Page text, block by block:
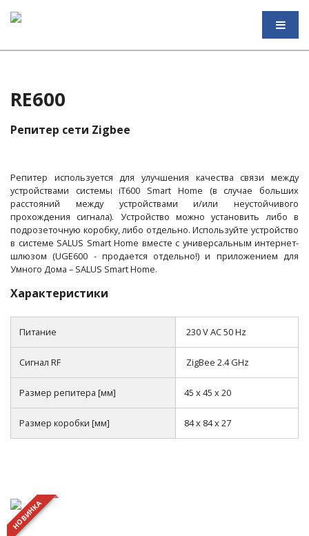
RE600
Репитер сети Zigbee
Репитер используется для улучшения качества связи между
устройствами системы iT600 Smart Home (в случае больших
расстояний между устройствами и/или неустойчивого
прохождения сигнала). Устройство можно установить либо в
подрозеточную коробку, либо отдельно. Используйте устройство
в системе SALUS Smart Home вместе с универсальным интернет-
шлюзом (UGE600 - продается отдельно!) и приложением для
Умного Дома – SALUS Smart Home.
Характеристики
Питание 230 V AC 50 Hz
Сигнал RF ZigBee 2.4 GHz
Размер репитера [мм] 45 x 45 x 20
Размер коробки [мм] 84 x 84 x 27
НОВИНКА